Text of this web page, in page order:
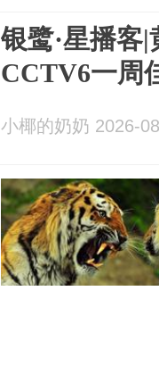
银鹭·星播客
CCTV6一周
小椰的奶奶 2026-